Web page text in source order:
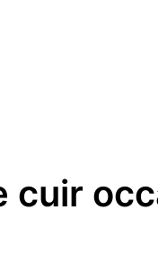
cuir